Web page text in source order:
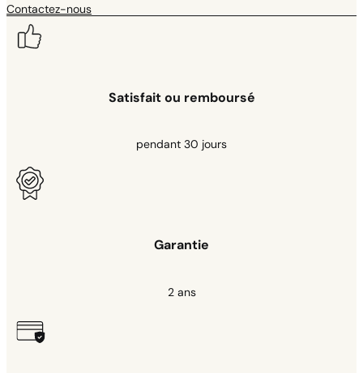
Contactez-nous
Satisfait ou remboursé
pendant 30 jours
Garantie
2 ans